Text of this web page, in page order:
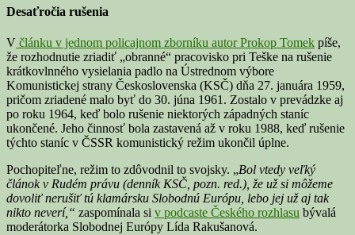
Desaťročia rušenia
V článku v jednom policajnom zborníku autor Prokop Tomek píše,
že rozhodnutie zriadiť „obranné“ pracovisko pri Teške na rušenie
krátkovlnného vysielania padlo na Ústrednom výbore
Komunistickej strany Československa (KSČ) dňa 27. januára 1959,
pričom zriadené malo byť do 30. júna 1961. Zostalo v prevádzke aj
po roku 1964, keď bolo rušenie niektorých západných staníc
ukončené. Jeho činnosť bola zastavená až v roku 1988, keď rušenie
týchto staníc v ČSSR komunistický režim ukončil úplne.
Pochopiteľne, režim to zdôvodnil to svojsky. „Bol vtedy veľký
článok v Rudém právu (denník KSČ, pozn. red.), že už si môžeme
dovoliť nerušiť tú klamársku Slobodnú Európu, lebo jej už aj tak
nikto neverí,“ zaspomínala si v podcaste Českého rozhlasu bývalá
moderátorka Slobodnej Európy Lída Rakušanová.